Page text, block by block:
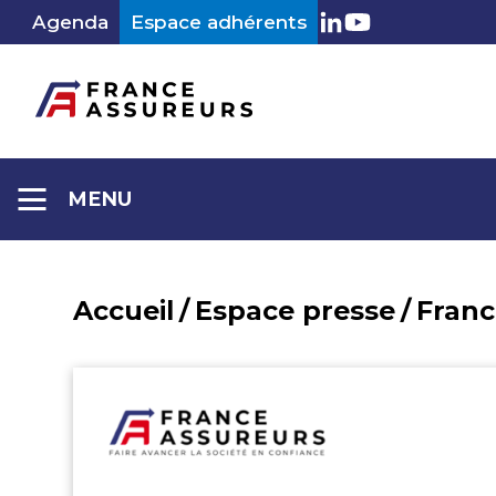
AllerAgenda Espace adhérents LinkedIn
Youtube
MENU
Accueil / Espace presse/